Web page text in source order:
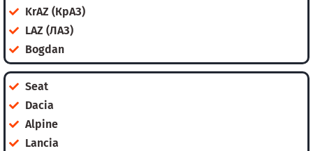
KrAZ (КрАЗ)
LAZ (ЛАЗ)
Bogdan
Seat
Dacia
Alpine
Lancia